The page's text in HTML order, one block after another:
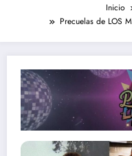
Inicio
Precuelas de LOS